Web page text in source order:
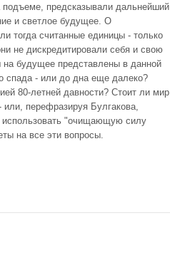
подъеме, предсказывали дальнейший
и светлое будущее. О
тогда считанные единицы - только
не дискредитировали себя и свою
будущее представлены в данной
спада - или до дна еще далеко?
80-летней давности? Стоит ли мир
перефразируя Булгакова,
использовать "очищающую силу
на все эти вопросы.